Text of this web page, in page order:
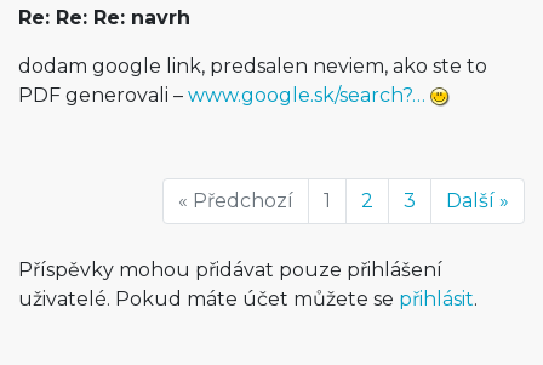
Re: Re: Re: navrh
dodam google link, predsalen neviem, ako ste to
PDF generovali – www.google.sk/search?…
« Předchozí 1 2 3 Další »
Příspěvky mohou přidávat pouze přihlášení
uživatelé. Pokud máte účet můžete se přihlásit.